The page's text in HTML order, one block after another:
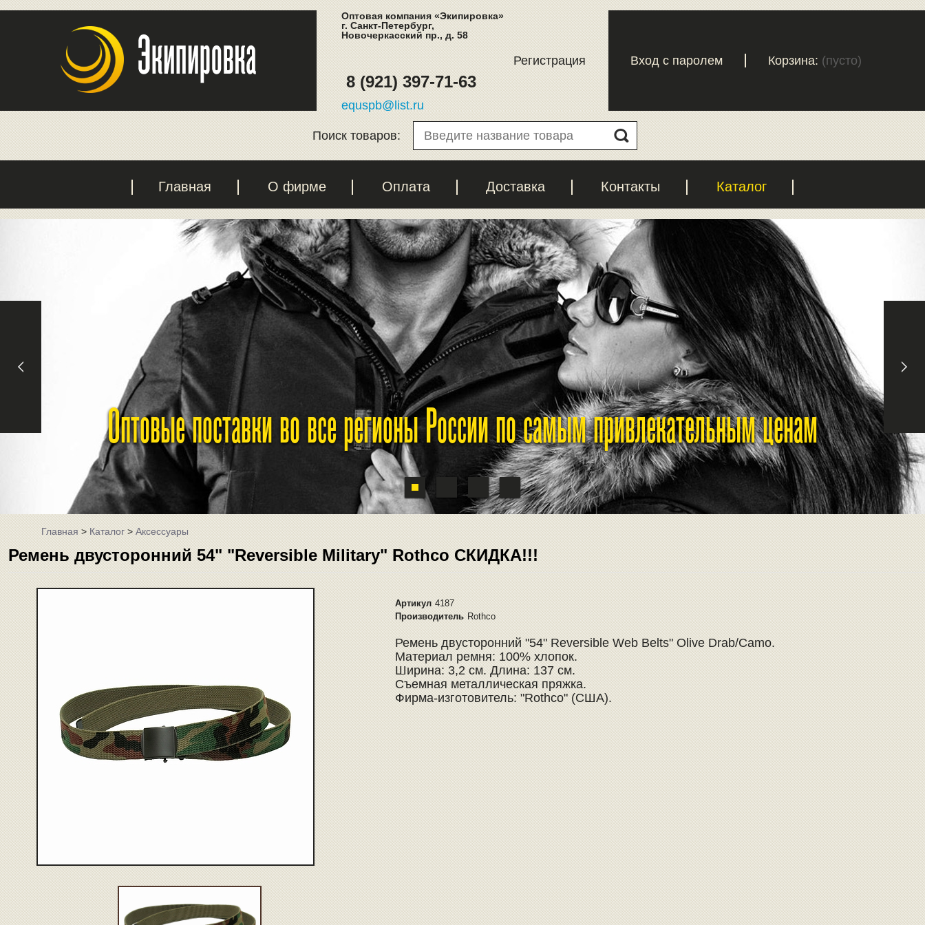
Оптовая компания «Экипировка»
г. Санкт-Петербург,
Новочеркасский пр., д. 58
8 (921) 397-71-63
equspb@list.ru
Регистрация Вход с паролем Корзина: (пусто)
Поиск товаров:
Главная О фирме Оплата Доставка Контакты Каталог
Оптовые поставки во все регионы России по самым привлекательным ценам
Главная>Каталог>Аксессуары
Ремень двусторонний 54" "Reversible Military" Rothco СКИДКА!!!
Артикул 4187
Производитель Rothco
Ремень двусторонний "54" Reversible Web Belts" Olive Drab/Camo.
Материал ремня: 100% хлопок.
Ширина: 3,2 см. Длина: 137 см.
Съемная металлическая пряжка.
Фирма-изготовитель: "Rothco" (США).